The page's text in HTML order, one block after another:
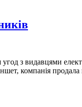
з видавцями
компанія